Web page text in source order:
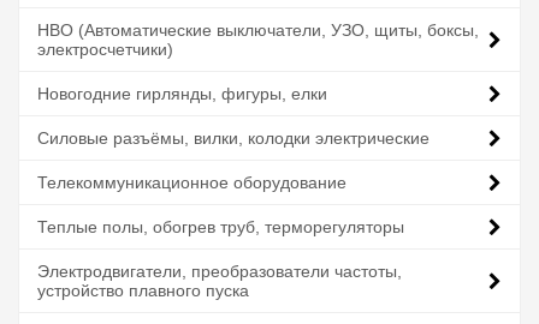
НВО (Автоматические выключатели, УЗО, щиты, боксы,
электросчетчики)
Новогодние гирлянды, фигуры, елки
Силовые разъёмы, вилки, колодки электрические
Телекоммуникационное оборудование
Теплые полы, обогрев труб, терморегуляторы
Электродвигатели, преобразователи частоты,
устройство плавного пуска